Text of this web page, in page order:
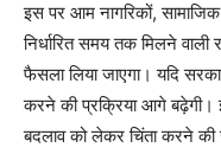
इस पर आम नागरिकों,
निर्धारित समय तक मिलने वाली
फैसला लिया जाएगा। यदि
करने की प्रक्रिया आगे बढ़ेगी।
बदलाव को लेकर चिंता करने